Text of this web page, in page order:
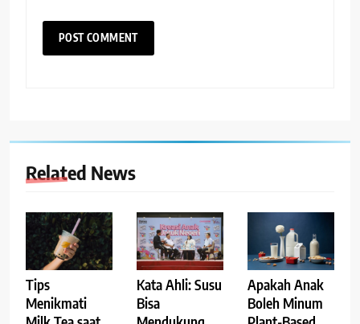
Related News
Tips
Menikmati
Kata Ahli: Susu
Bisa
Apakah Anak
Boleh Minum